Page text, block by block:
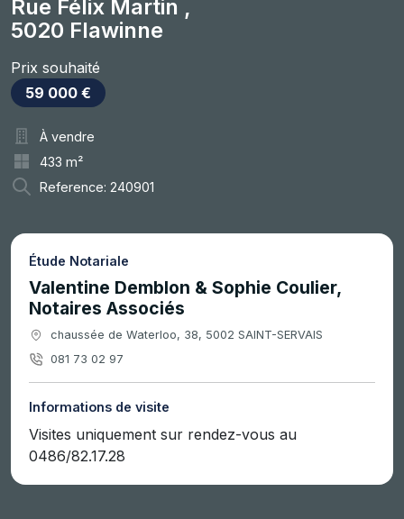
Rue Félix Martin ,
5020 Flawinne
Prix souhaité
59 000 €
À vendre
433 m²
Reference: 240901
Étude Notariale
Valentine Demblon & Sophie Coulier,
Notaires Associés
chaussée de Waterloo, 38, 5002 SAINT-SERVAIS
081 73 02 97
Informations de visite
Visites uniquement sur rendez-vous au
0486/82.17.28